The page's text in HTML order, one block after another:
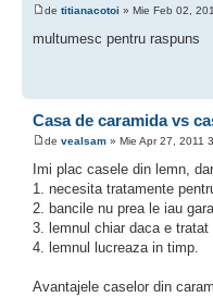
de titianacotoi » Mie Feb 02,
multumesc pentru raspuns
Casa de caramida vs
de vealsam » Mie Apr 27, 2011
Imi plac casele din lemn,
1. necesita tratamente
2. bancile nu prea le iau
3. lemnul chiar daca e tratat
4. lemnul lucreaza in timp.
Avantajele caselor din